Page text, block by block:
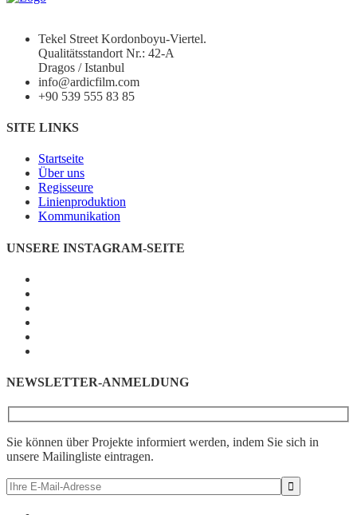
Tekel Street Kordonboyu-Viertel.
Qualitätsstandort Nr.: 42-A
Dragos / Istanbul
info@ardicfilm.com
+90 539 555 83 85
SITE LINKS
Startseite
Über uns
Regisseure
Linienproduktion
Kommunikation
UNSERE INSTAGRAM-SEITE
NEWSLETTER-ANMELDUNG
Sie können über Projekte informiert werden, indem Sie sich in
unsere Mailingliste eintragen.